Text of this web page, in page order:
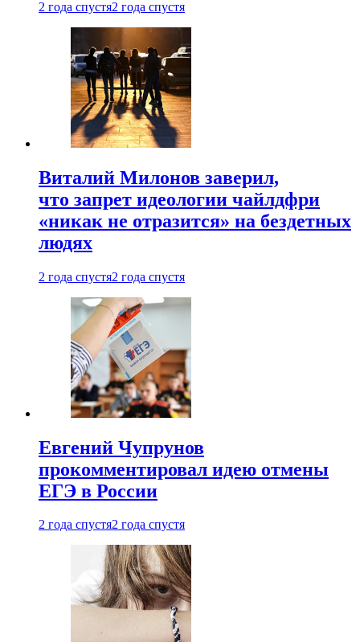
2 года спустя2 года спустя
Виталий Милонов заверил,
что запрет идеологии чайлдфри
«никак не отразится» на бездетных
людях
2 года спустя2 года спустя
Евгений Чупрунов
прокомментировал идею отмены
ЕГЭ в России
2 года спустя2 года спустя